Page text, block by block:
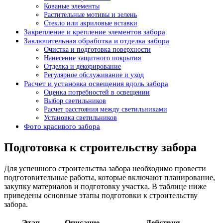
Кованые элементы
Растительные мотивы и зелень
Стекло или акриловые вставки
Закрепление и крепление элементов забора
Заключительная обработка и отделка забора
Очистка и подготовка поверхности
Нанесение защитного покрытия
Отделка и декорирование
Регулярное обслуживание и уход
Расчет и установка освещения вдоль забора
Оценка потребностей в освещении
Выбор светильников
Расчет расстояния между светильниками
Установка светильников
Фото красивого забора
Подготовка к строительству забора
Для успешного строительства забора необходимо провести
подготовительные работы, которые включают планирование,
закупку материалов и подготовку участка. В таблице ниже
приведены основные этапы подготовки к строительству
забора.